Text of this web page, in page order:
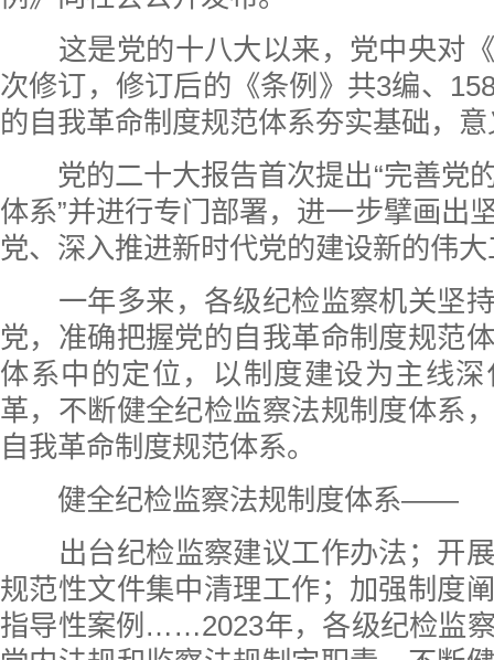
这是党的十八大以来，党中央对
次修订，修订后的《条例》共3编、
的自我革命制度规范体系夯实基础，
党的二十大报告首次提出“完善党
体系”并进行专门部署，进一步擘画出
党、深入推进新时代党的建设新的伟
一年多来，各级纪检监察机关坚
党，准确把握党的自我革命制度规范
体系中的定位，以制度建设为主线
革，不断健全纪检监察法规制度体系
自我革命制度规范体系。
健全纪检监察法规制度体系——
出台纪检监察建议工作办法；开
规范性文件集中清理工作；加强制度
指导性案例……2023年，各级纪检监